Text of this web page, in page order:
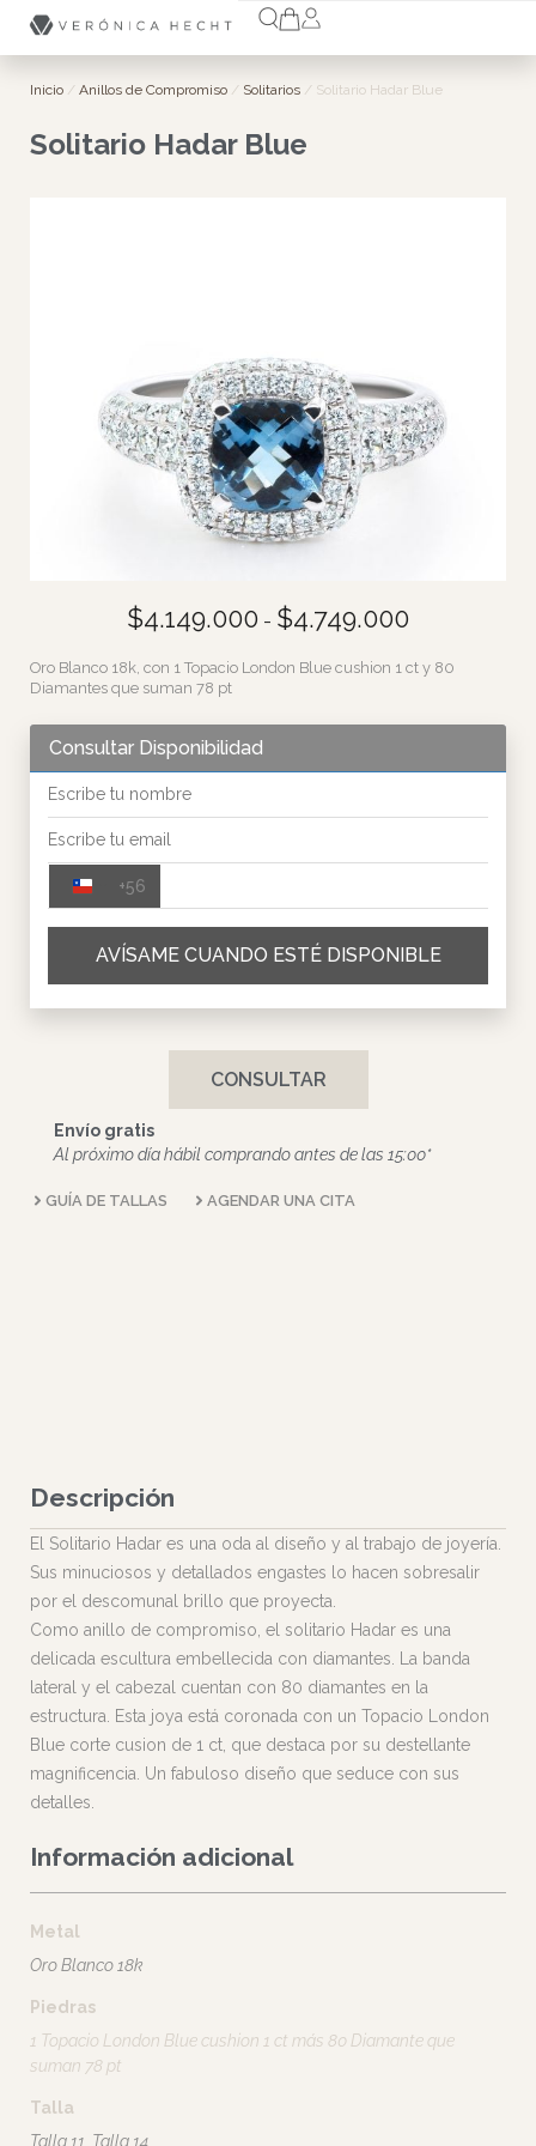
Inicio / Anillos de Compromiso / Solitarios / Solitario Hadar Blue
Solitario Hadar Blue
$4.149.000 - $4.749.000
Oro Blanco 18k, con 1 Topacio London Blue cushion 1 ct y 80
Diamantes que suman 78 pt
Consultar Disponibilidad
CHILE +56
+56
AVÍSAME CUANDO ESTÉ DISPONIBLE
CONSULTAR
Envío gratis
Al próximo día hábil comprando antes de las 15:00*
GUÍA DE TALLAS AGENDAR UNA CITA